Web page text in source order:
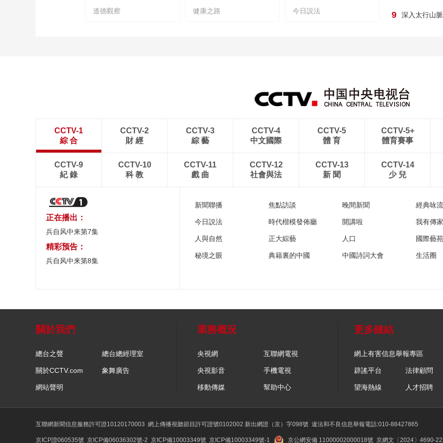
道德觀察 健康之路 今日説法 9 深入太行山
CCTV-1
綜 合
CCTV-2
財 經
CCTV-3
綜 藝
CCTV-4
中文國際
CCTV-5
體 育
CCTV-5+
體育賽事
CCTV-9
紀 錄
CCTV-10
科 教
CCTV-11
戲 曲
CCTV-12
社會與法
CCTV-13
新 聞
CCTV-14
少 兒
正在播出：
兵自风中来第7集
精彩预告：
兵自风中来第8集
新聞聯播 焦點訪談 晚間新聞 經典咏
今日説法 時代楷模發佈廳 開講啦 我有傳
人與自然 正大綜藝 人口 國際藝苑
秘境之眼 典籍裏的中國 中國詩詞大會 生活圈
關於我們
總台之聲 總台總經理室
關於CCTV.com 象舞廣告
網站聲明
業務概況
央視網 互聯網電視
央視影音 手機電視
移動傳媒 幫助中心
更多鏈結
網上有害信息舉報專區
辟謠平台 法律顧問
望海熱線 人才招聘
互聯網新聞信息服務許可證10120170003 網上傳播視聽節目許可證號0102002 新出網證（京）字098號 違法和不良信息舉報電話:010-88427865
京ICP證060535號 京ICP備06036302號-2 京ICP備10003349號 京ICP備10003349號-1 京公網安備 11000002000018號 京網文〔2024〕4690-